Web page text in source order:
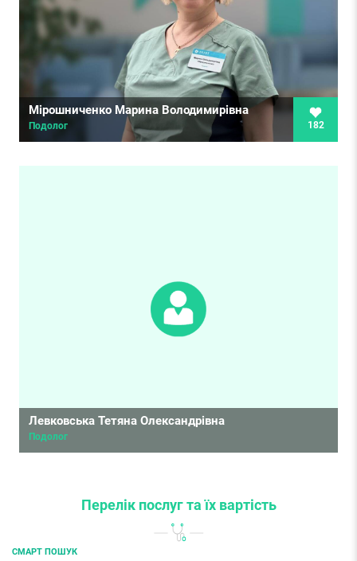
182
Мірошниченко Марина Володимирівна
Подолог
Левковська Тетяна Олександрівна
Подолог
Перелік послугта їх вартість
СМАРТ ПОШУК